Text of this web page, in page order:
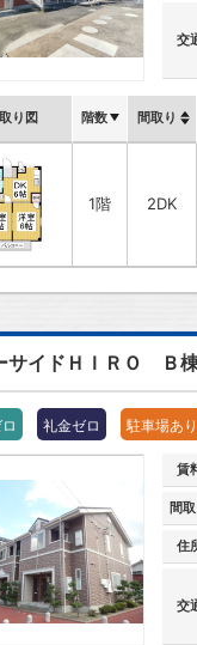
交
り図 階数 間取り
1階 2DK
サイドＨＩＲＯ Ｂ棟
礼金ゼロ 駐車場あり
賃
間
住
交